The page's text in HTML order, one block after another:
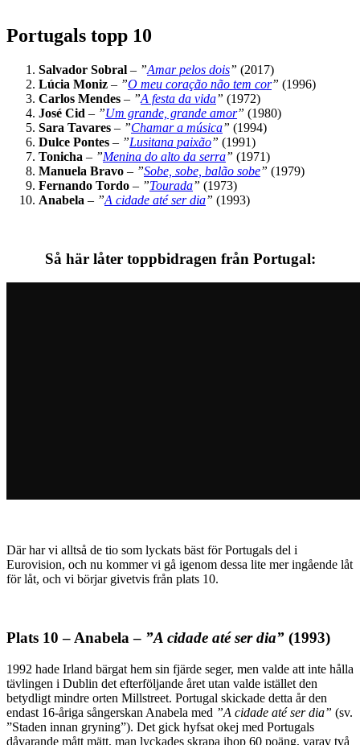
Portugals topp 10
Salvador Sobral – ”Amar pelos dois” (2017)
Lúcia Moniz – ”O meu coração não tem cor” (1996)
Carlos Mendes – ”A festa da vida” (1972)
José Cid – ”Um grande, grande amor” (1980)
Sara Tavares – ”Chamar a música” (1994)
Dulce Pontes – ”Lusitana paixão” (1991)
Tonicha – ”Menina do alto da serra” (1971)
Manuela Bravo – ”Sobe, sobe, balão sobe” (1979)
Fernando Tordo – ”Tourada” (1973)
Anabela – ”A cidade até ser dia” (1993)
Så här låter toppbidragen från Portugal:
Där har vi alltså de tio som lyckats bäst för Portugals del i
Eurovision, och nu kommer vi gå igenom dessa lite mer ingående låt
för låt, och vi börjar givetvis från plats 10.
Plats 10 – Anabela – ”A cidade até ser dia” (1993)
1992 hade Irland bärgat hem sin fjärde seger, men valde att inte hålla
tävlingen i Dublin det efterföljande året utan valde istället den
betydligt mindre orten Millstreet. Portugal skickade detta år den
endast 16-åriga sångerskan Anabela med ”A cidade até ser dia” (sv.
”Staden innan gryning”). Det gick hyfsat okej med Portugals
dåvarande mått mätt, man lyckades skrapa ihop 60 poäng, varav två